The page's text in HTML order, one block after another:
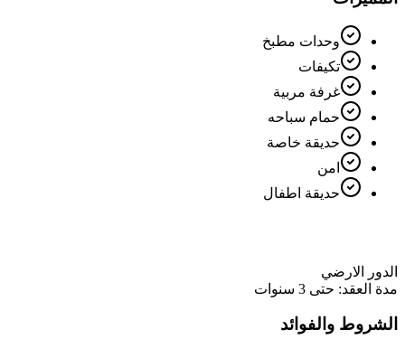
وحدات مطبخ
تكيفات
غرفة مربية
حمام سباحه
حديقة خاصة
امن
حديقة اطفال
الدور الارضي
مدة العقد: حتى 3 سنوات
الشروط والفوائد